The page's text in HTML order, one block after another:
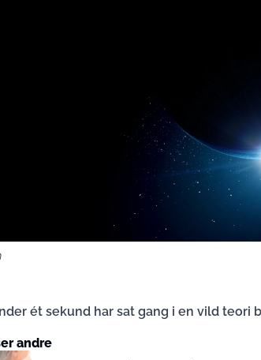
ét sekund har sat gang i en vild teori
andre